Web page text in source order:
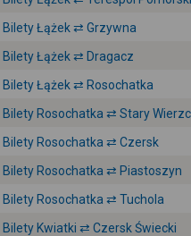
Bilety Łążek ⇄ Grzywna
Bilety Łążek ⇄ Dragacz
Bilety Łążek ⇄ Rosochatka
Bilety Rosochatka ⇄ Stary
Bilety Rosochatka ⇄ Czersk
Bilety Rosochatka ⇄ Piastoszyn
Bilety Rosochatka ⇄ Tuchola
Bilety Kwiatki ⇄ Czersk Świecki